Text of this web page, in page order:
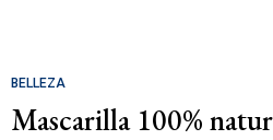
BELLEZA
Mascarilla 100%